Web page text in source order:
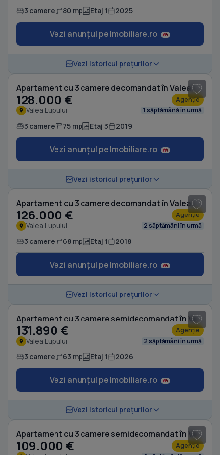
3 camere 80 mp Etaj 1 2025
Vezi anunțul pe Imobiliare.ro
Vezi istoricul prețurilor
Apartament cu 3 camere decomandat în Valea Lupului
128.000 € Agenție
Valea Lupului 1 săptămână în urmă
3 camere 75 mp Etaj 3 2019
Vezi anunțul pe Imobiliare.ro
Vezi istoricul prețurilor
Apartament cu 3 camere decomandat în Valea Lupului
126.000 € Agenție
Valea Lupului 2 săptămâni în urmă
3 camere 68 mp Etaj 1 2018
Vezi anunțul pe Imobiliare.ro
Vezi istoricul prețurilor
Apartament cu 3 camere semidecomandat în Valea Lupului
131.890 € Agenție
Valea Lupului 2 săptămâni în urmă
3 camere 63 mp Etaj 1 2026
Vezi anunțul pe Imobiliare.ro
Vezi istoricul prețurilor
Apartament cu 3 camere semidecomandat în Valea Lupului
109.000 € Agenție